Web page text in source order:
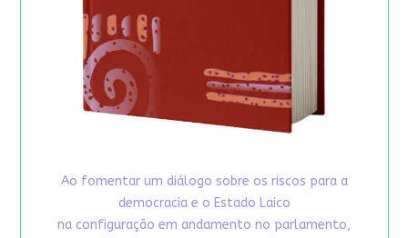
Ao fomentar um diálogo sobre os riscos para a
democracia e o Estado Laico
na configuração em andamento no parlamento,